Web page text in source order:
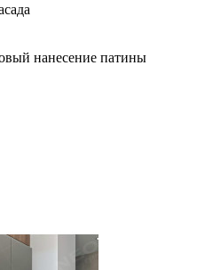
нанесение патины